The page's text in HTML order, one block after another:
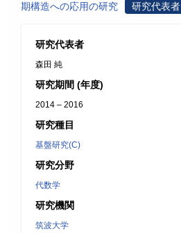
期構造への応用の研究
研究代表者
研究代表者
森田 純
研究期間 (年度)
2014 – 2016
研究種目
基盤研究(C)
研究分野
代数学
研究機関
筑波大学